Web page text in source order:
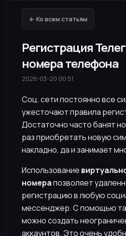
← Ко всем статьям
Регистрация
номера телефона
2026-03-20 00:51
Соц. сети постоянно все
ужесточают правила
Достаточно часто банят
раз приобретать новую
накладно, да и занимает
Использование
номерапозволяет
регистрацию в любую
мессенджер. С помощью
можно создать
аккаунтов. Это очень